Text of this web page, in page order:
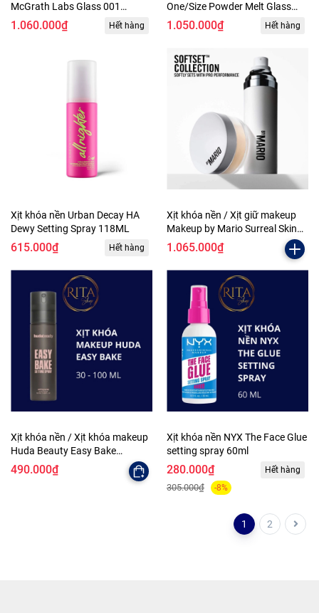
McGrath Labs Glass 001
Legendary Glow Setting Spray
1.060.000₫ Hết hàng
One/Size Powder Melt Glass
Setting Spray làm căng bóng da
1.050.000₫ Hết hàng
Xịt khóa nền Urban Decay HA
Dewy Setting Spray 118ML
615.000₫ Hết hàng
Xịt khóa nền / Xịt giữ makeup
Makeup by Mario Surreal Skin
16h Soft Setting Spray 100ml
1.065.000₫
Xịt khóa nền / Xịt khóa makeup
Huda Beauty Easy Bake
Blurring Setting Spray with 16
hour wear
490.000₫
Xịt khóa nền NYX The Face Glue
setting spray 60ml
280.000₫
305.000₫ -8%
Hết hàng
1 2